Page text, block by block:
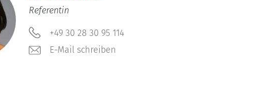
Referentin
+49 30 28 30 95 114
E-Mail schreiben